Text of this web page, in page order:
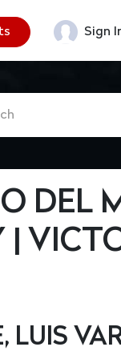
Sign
DEL
LUIS